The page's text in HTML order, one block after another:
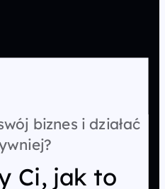
biznes i działać
Ci, jak to